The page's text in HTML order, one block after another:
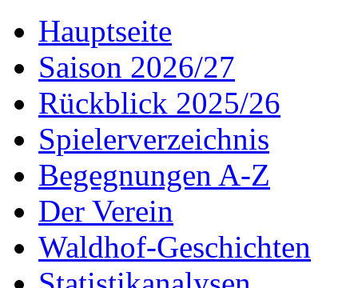
Hauptseite
Saison 2026/27
Rückblick 2025/26
Spielerverzeichnis
Begegnungen A-Z
Der Verein
Waldhof-Geschichten